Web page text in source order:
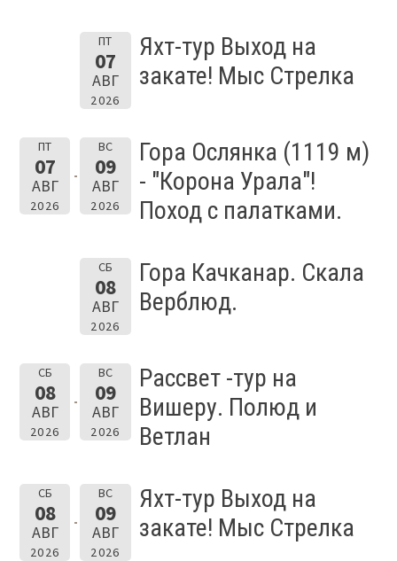
ПТ
07
АВГ
2026
Яхт-тур Выход на
закате! Мыс Стрелка
ПТ
07
АВГ
2026
ВС
09
АВГ
2026
Гора Ослянка (1119 м)
- "Корона Урала"!
Поход с палатками.
СБ
08
АВГ
2026
Гора Качканар. Скала
Верблюд.
СБ
08
АВГ
2026
ВС
09
АВГ
2026
Рассвет -тур на
Вишеру. Полюд и
Ветлан
СБ
08
АВГ
2026
ВС
09
АВГ
2026
Яхт-тур Выход на
закате! Мыс Стрелка